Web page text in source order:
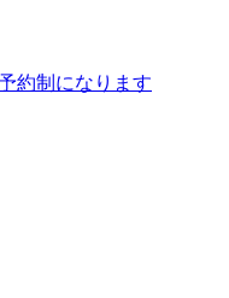
約制になります